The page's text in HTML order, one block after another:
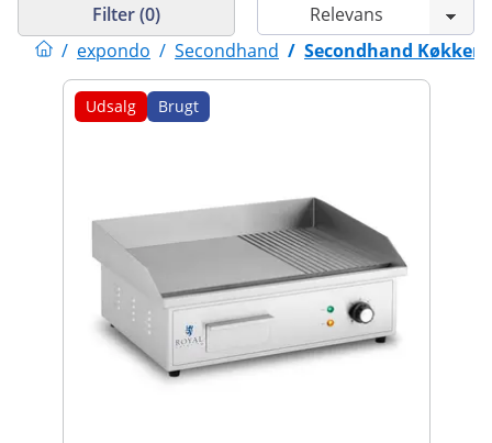
/ expondo / Secondhand / Secondhand
Filter (0)
Udsalg Brugt